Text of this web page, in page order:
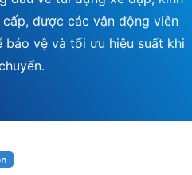
được các vận động viên
bảo vệ và tối ưu hiệu suất khi